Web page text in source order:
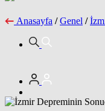
Anasayfa / Genel /